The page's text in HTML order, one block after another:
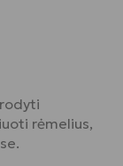
rėmelius,